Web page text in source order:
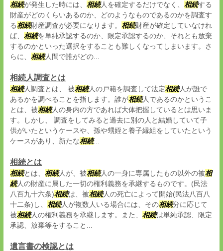
相続が発生した時には、 相続人を確定するだけでなく、 相続する
財産がどのくらいあるのか、どのようなものであるのかを調査す
る相続財産調査が必要になります。 相続財産が確定していなけれ
ば、 相続を単純承認するのか、限定承認するのか、それとも放棄
するのかといった選択をすることも難しくなってしまいます。さ
らに、 相続人間で誰がどの...
相続人調査とは
相続人調査とは、 被相続人の戸籍を調査して法定相続人が誰で
あるかを調べることを指します。誰が相続人であるのかというこ
とは、被相続人の身内の方であれば大体把握しているとは思いま
す。しかし、 調査をしてみると過去に別の人と結婚していて子
供がいたというケースや、孫や甥姪と養子縁組をしていたという
ケースがあり、新たな相続...
相続とは
相続とは、 相続人が、被相続人の一身に専属したもの以外の被相
続人の財産に属した一切の権利義務を承継するものです。(民法
八百九十六条)相続は、被相続人の死亡によって開始(民法八百八
十二条)し、 相続人が複数人いる場合には、その相続分に応じて
被相続人の権利義務を承継します。また、 相続は単純承認、限定
承認、放棄等をすること...
遺言書の検認とは